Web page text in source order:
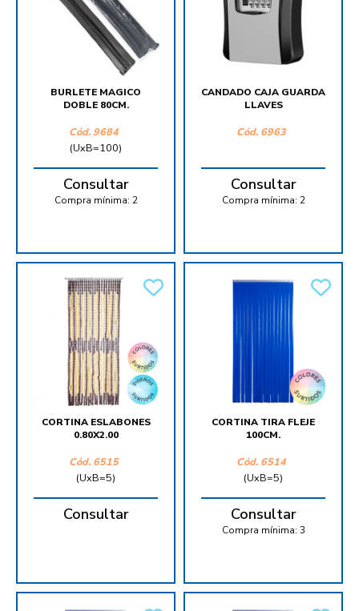
BURLETE MAGICO
DOBLE 80CM.
Cód. 9684
(UxB=100)
Consultar
Compra mínima: 2
CANDADO CAJA GUARDA
LLAVES
Cód. 6963
Consultar
Compra mínima: 2
CORTINA ESLABONES
0.80X2.00
Cód. 6515
(UxB=5)
Consultar
CORTINA TIRA FLEJE
100CM.
Cód. 6514
(UxB=5)
Consultar
Compra mínima: 3